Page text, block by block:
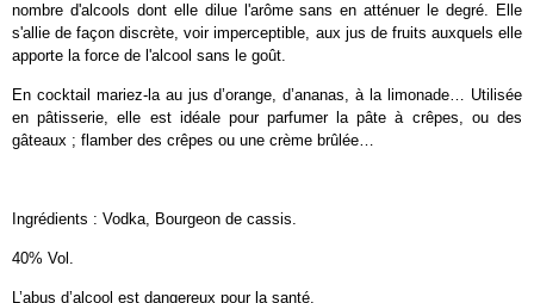
nombre d'alcools dont elle dilue l'arôme sans en atténuer le degré. Elle
s'allie de façon discrète, voir imperceptible, aux jus de fruits auxquels elle
apporte la force de l'alcool sans le goût.
En cocktail mariez-la au jus d’orange, d’ananas, à la limonade… Utilisée
en pâtisserie, elle est idéale pour parfumer la pâte à crêpes, ou des
gâteaux ; flamber des crêpes ou une crème brûlée…
Ingrédients : Vodka, Bourgeon de cassis.
40% Vol.
L’abus d’alcool est dangereux pour la santé.